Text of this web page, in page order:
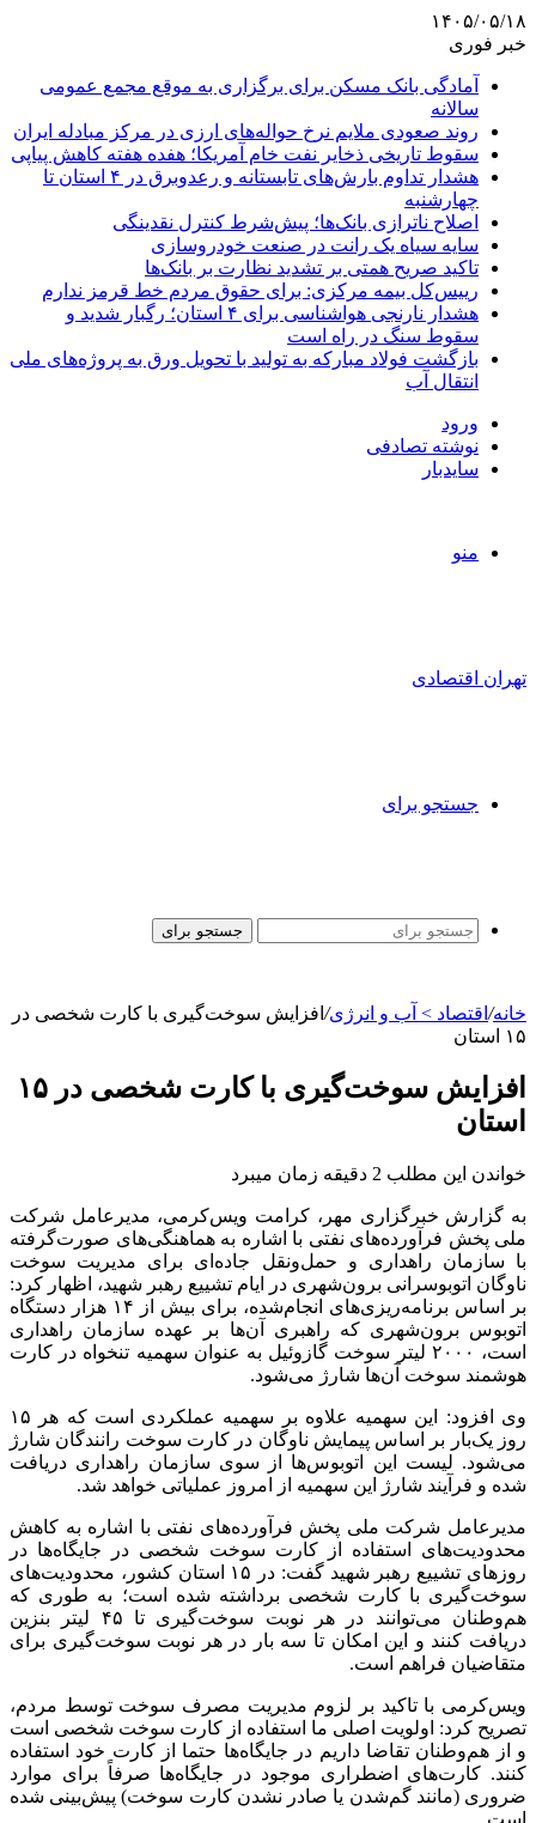
۱۴۰۵/۰۵/۱۸
خبر فوری
آمادگی بانک مسکن برای برگزاری به موقع مجمع عمومی
سالانه
روند صعودی ملایم نرخ حواله‌های ارزی در مرکز مبادله ایران
سقوط تاریخی ذخایر نفت خام آمریکا؛ هفده هفته کاهش پیاپی
هشدار تداوم بارش‌های تابستانه و رعدوبرق در ۴ استان تا
چهارشنبه
اصلاح ناترازی بانک‌ها؛ پیش‌شرط کنترل نقدینگی
سایه سیاه یک رانت در صنعت خودروسازی
تاکید صریح همتی بر تشدید نظارت بر بانک‌ها
رییس‌کل بیمه مرکزی: برای حقوق مردم خط قرمز ندارم
هشدار نارنجی هواشناسی برای ۴ استان؛ رگبار شدید و
سقوط سنگ در راه است
بازگشت فولاد مبارکه به تولید با تحویل ورق به پروژه‌های ملی
انتقال آب
ورود
نوشته تصادفی
سایدبار
منو
تهران اقتصادی
جستجو برای
جستجو برای
خانه/ اقتصاد > آب و انرژی/ افزایش سوخت‌گیری با کارت شخصی در
۱۵ استان
افزایش سوخت‌گیری با کارت شخصی در ۱۵
استان
خواندن این مطلب 2 دقیقه زمان میبرد
به گزارش خبرگزاری مهر، کرامت ویس‌کرمی، مدیرعامل شرکت
ملی پخش فرآورده‌های نفتی با اشاره به هماهنگی‌های صورت‌گرفته
با سازمان راهداری و حمل‌ونقل جاده‌ای برای مدیریت سوخت
ناوگان اتوبوسرانی برون‌شهری در ایام تشییع رهبر شهید، اظهار کرد:
بر اساس برنامه‌ریزی‌های انجام‌شده، برای بیش از ۱۴ هزار دستگاه
اتوبوس برون‌شهری که راهبری آن‌ها بر عهده سازمان راهداری
است، ۲۰۰۰ لیتر سوخت گازوئیل به عنوان سهمیه تنخواه در کارت
هوشمند سوخت آن‌ها شارژ می‌شود.
وی افزود: این سهمیه علاوه بر سهمیه عملکردی است که هر ۱۵
روز یک‌بار بر اساس پیمایش ناوگان در کارت سوخت رانندگان شارژ
می‌شود. لیست این اتوبوس‌ها از سوی سازمان راهداری دریافت
شده و فرآیند شارژ این سهمیه از امروز عملیاتی خواهد شد.
مدیرعامل شرکت ملی پخش فرآورده‌های نفتی با اشاره به کاهش
محدودیت‌های استفاده از کارت سوخت شخصی در جایگاه‌ها در
روزهای تشییع رهبر شهید گفت: در ۱۵ استان کشور، محدودیت‌های
سوخت‌گیری با کارت شخصی برداشته شده است؛ به طوری که
هم‌وطنان می‌توانند در هر نوبت سوخت‌گیری تا ۴۵ لیتر بنزین
دریافت کنند و این امکان تا سه بار در هر نوبت سوخت‌گیری برای
متقاضیان فراهم است.
ویس‌کرمی با تاکید بر لزوم مدیریت مصرف سوخت توسط مردم،
تصریح کرد: اولویت اصلی ما استفاده از کارت سوخت شخصی است
و از هم‌وطنان تقاضا داریم در جایگاه‌ها حتما از کارت خود استفاده
کنند. کارت‌های اضطراری موجود در جایگاه‌ها صرفاً برای موارد
ضروری (مانند گم‌شدن یا صادر نشدن کارت سوخت) پیش‌بینی شده
است.